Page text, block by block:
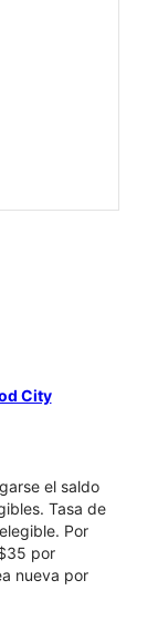
City
el saldo
Tasa de
Por
por
nueva por